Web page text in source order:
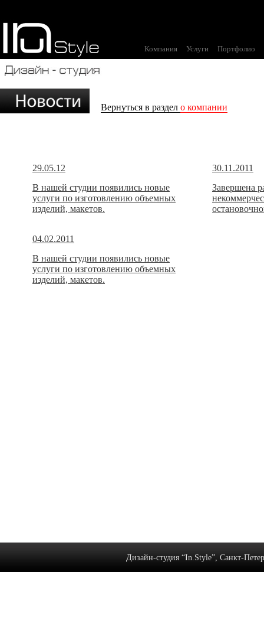
Компания Услуги Портфолио
Вернуться в раздело компании
29.05.12
В нашей студии появились новые
услуги по изготовлению объемных
изделий, макетов.
30.11.2011
Завершена
04.02.2011
В нашей студии появились новые
услуги по изготовлению объемных
изделий, макетов.
Дизайн-студия “In.Style”, Санкт-